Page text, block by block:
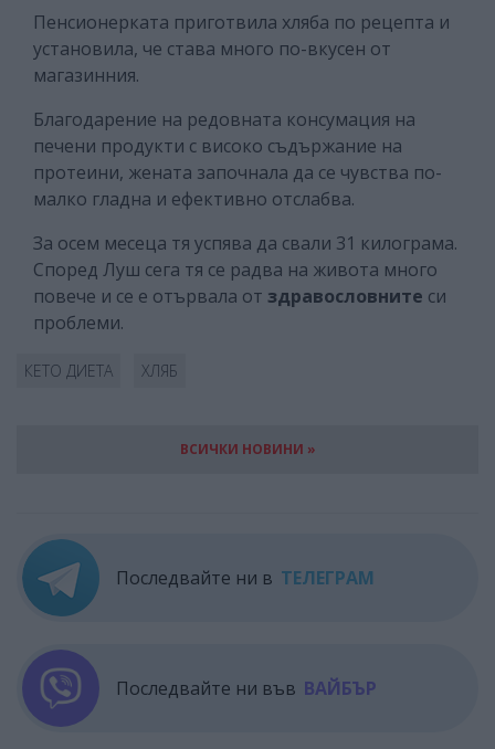
Пенсионерката приготвила хляба по рецепта и
установила, че става много по-вкусен от
магазинния.
Благодарение на редовната консумация на
печени продукти с високо съдържание на
протеини, жената започнала да се чувства по-
малко гладна и ефективно отслабва.
За осем месеца тя успява да свали 31 килограма.
Според Луш сега тя се радва на живота много
повече и се е отървала от здравословните си
проблеми.
КЕТО ДИЕТА ХЛЯБ
ВСИЧКИ НОВИНИ »
Последвайте ни в ТЕЛЕГРАМ
Последвайте ни във ВАЙБЪР